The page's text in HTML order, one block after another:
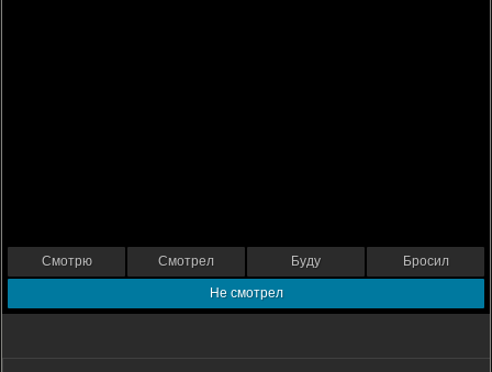
Смотрю Смотрел Буду Бросил
Не смотрел